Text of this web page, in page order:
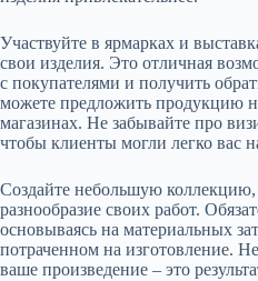
Участвуйте в ярмарках и
свои изделия. Это отличная
с покупателями и получить
можете предложить продукцию
магазинах. Не забывайте про
чтобы клиенты могли легко вас
Создайте небольшую коллекцию,
разнообразие своих работ.
основываясь на материальных
потраченном на изготовление.
ваше произведение – это